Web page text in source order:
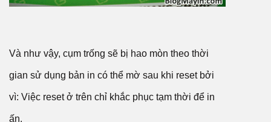
Và như vậy, cụm trống sẽ bị hao mòn theo thời
gian sử dụng bản in có thể mờ sau khi reset bởi
vì: Việc reset ở trên chỉ khắc phục tạm thời để in
ấn.